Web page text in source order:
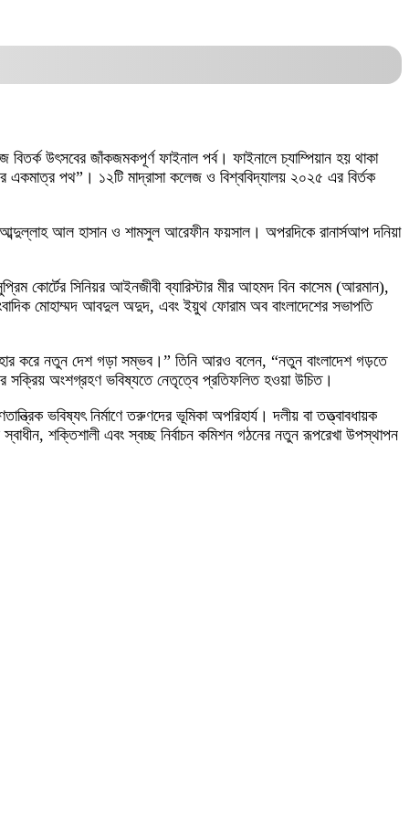
উৎসবের জাঁকজমকপূর্ণ ফাইনাল পর্ব। ফাইনালে চ্যাম্পিয়ান হয় থাকা
একমাত্র পথ”। ১২টি মাদ্রাসা কলেজ ও বিশ্ববিদ্যালয় ২০২৫ এর বির্তক
আব্দুল্লাহ আল হাসান ও শামসুল আরেফীন ফয়সাল। অপরদিকে রানার্সআপ দনিয়া
কোর্টের সিনিয়র আইনজীবী ব্যারিস্টার মীর আহমদ বিন কাসেম (আরমান),
মোহাম্মদ আবদুল অদুদ, এবং ইয়ুথ ফোরাম অব বাংলাদেশের সভাপতি
করে নতুন দেশ গড়া সম্ভব।” তিনি আরও বলেন, “নতুন বাংলাদেশ গড়তে
সক্রিয় অংশগ্রহণ ভবিষ্যতে নেতৃত্বে প্রতিফলিত হওয়া উচিত।
ভবিষ্যৎ নির্মাণে তরুণদের ভূমিকা অপরিহার্য। দলীয় বা তত্ত্বাবধায়ক
শক্তিশালী এবং স্বচ্ছ নির্বাচন কমিশন গঠনের নতুন রূপরেখা উপস্থাপন